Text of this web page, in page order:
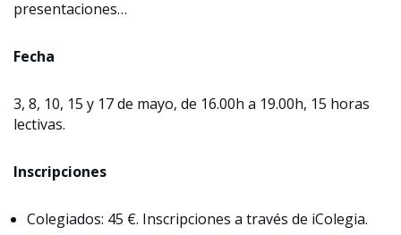
presentaciones…
Fecha
3, 8, 10, 15 y 17 de mayo, de 16.00h a 19.00h, 15 horas
lectivas.
Inscripciones
Colegiados: 45 €. Inscripciones a través de iColegia.